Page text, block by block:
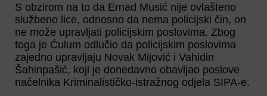
S obzirom na to da Ernad Musić nije ovlašteno
službeno lice, odnosno da nema policijski čin, on
ne može upravljati policijskim poslovima. Zbog
toga je Ćulum odlučio da policijskim poslovima
zajedno upravljaju Novak Mijović i Vahidin
Šahinpašić, koji je donedavno obavljao poslove
načelnika Kriminalističko-istražnog odjela SIPA-e.